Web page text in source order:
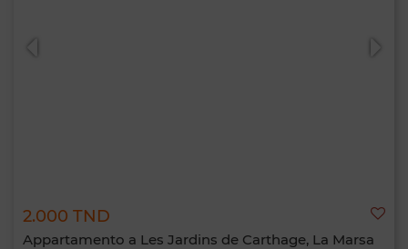
2.000 TND
Appartamento a Les Jardins de Carthage, La Marsa